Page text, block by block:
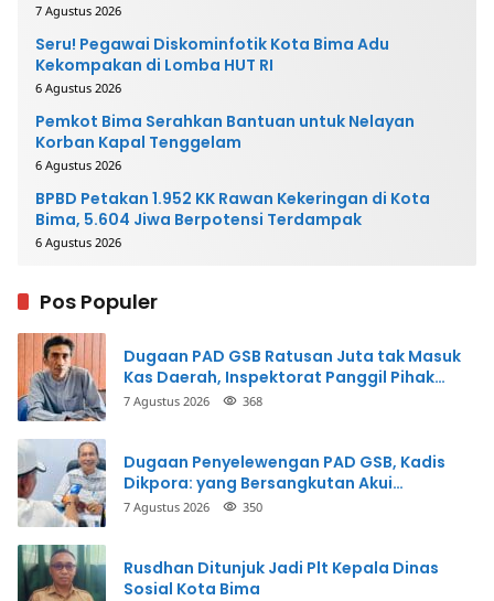
7 Agustus 2026
Seru! Pegawai Diskominfotik Kota Bima Adu
Kekompakan di Lomba HUT RI
6 Agustus 2026
Pemkot Bima Serahkan Bantuan untuk Nelayan
Korban Kapal Tenggelam
6 Agustus 2026
BPBD Petakan 1.952 KK Rawan Kekeringan di Kota
Bima, 5.604 Jiwa Berpotensi Terdampak
6 Agustus 2026
Pos Populer
Dugaan PAD GSB Ratusan Juta tak Masuk
Kas Daerah, Inspektorat Panggil Pihak
Terkait
7 Agustus 2026 368
Dugaan Penyelewengan PAD GSB, Kadis
Dikpora: yang Bersangkutan Akui
Perbuatannya dan Siap Mengembalikan
7 Agustus 2026 350
Rusdhan Ditunjuk Jadi Plt Kepala Dinas
Sosial Kota Bima